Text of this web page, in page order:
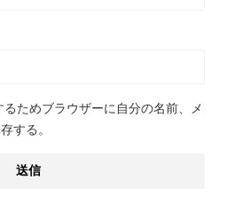
ためブラウザーに自分の名前、メ
する。